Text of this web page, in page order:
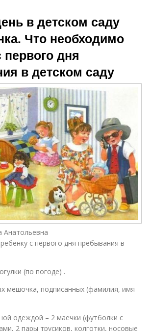
в детском саду
Что необходимо
первого дня
в детском саду
Анатольевна
с первого дня пребывания в
(по погоде) .
мешочка, подписанных (фамилия, имя
одеждой – 2 маечки (футболки с
2 пары трусиков, колготки, носовые